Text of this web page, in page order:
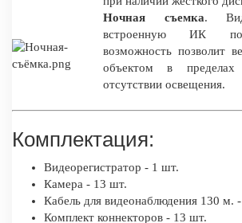
Ночная съемка.
встроенную ИК
возможность позволит
объектом в
отсутствии освещения.
Комплектация:
Видеорегистратор - 1 шт.
Камера - 13 шт.
Кабель для видеонаблюдения 130 м.
Комплект коннекторов - 13 шт.